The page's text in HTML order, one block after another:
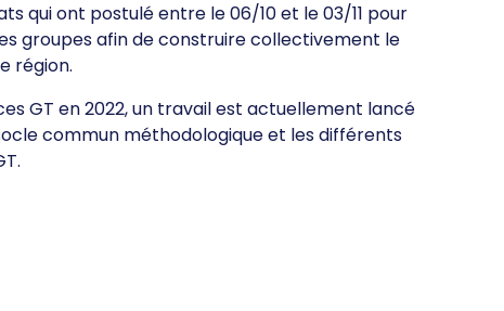
qui ont postulé entre le 06/10 et le 03/11 pour
groupes afin de construire collectivement le
région.
GT en 2022, un travail est actuellement lancé
commun méthodologique et les différents